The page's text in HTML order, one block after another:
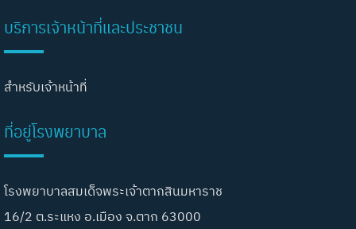
บริการเจ้าหน้าที่และประชาชน
สำหรับเจ้าหน้าที่
ที่อยู่โรงพยาบาล
โรงพยาบาลสมเด็จพระเจ้าตากสินมหาราช
16/2 ต.ระแหง อ.เมือง จ.ตาก 63000